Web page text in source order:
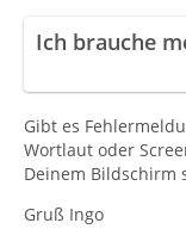
•
• Eingesetzte
• Firewall
Ich brauche
Gibt es
Wortlaut oder
Deinem Bildschirm
Gruß Ingo